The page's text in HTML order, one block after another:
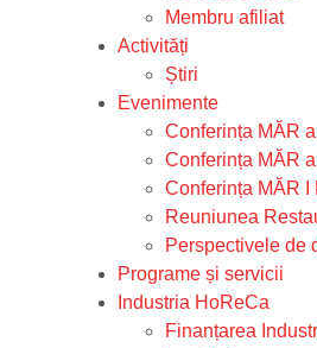
Membru afiliat
Activități
Știri
Evenimente
Conferința MĂR
Conferința MĂR
Conferința MĂR I
Reuniunea
Perspectivele de
Programe și servicii
Industria HoReCa
Finanțarea